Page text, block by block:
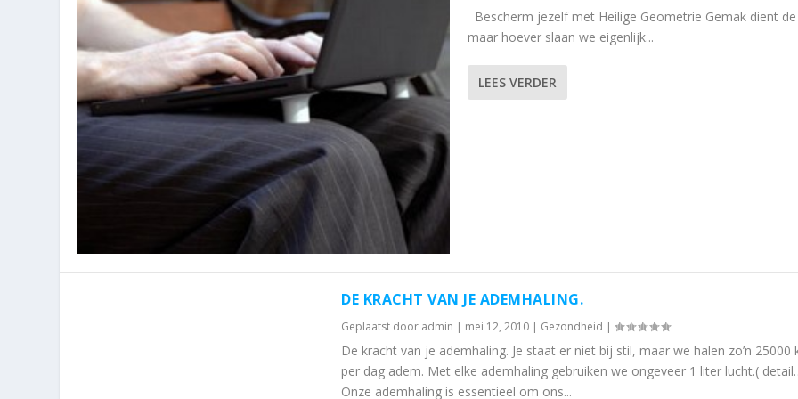
Bescherm jezelf met Heilige Geometrie Gemak dient
maar hoever slaan we eigenlijk...
LEES VERDER
DE KRACHT VAN JE ADEMHALING.
Geplaatst door admin | mei 12, 2010 | Gezondheid |
De kracht van je ademhaling. Je staat er niet bij stil, maar we halen zo’n 25000
per dag adem. Met elke ademhaling gebruiken we ongeveer 1 liter lucht.(
Onze ademhaling is essentieel om ons...